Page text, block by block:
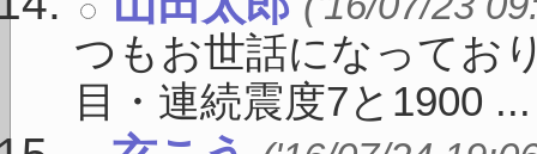
つもお世話になってお
目・連続震度7と1900 ...